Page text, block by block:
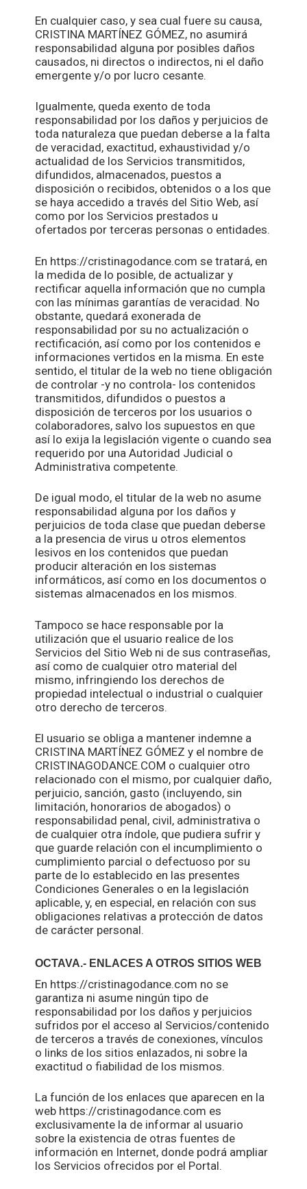
En cualquier caso, y sea cual fuere su causa,
CRISTINA MARTÍNEZ GÓMEZ, no asumirá
responsabilidad alguna por posibles daños
causados, ni directos o indirectos, ni el daño
emergente y/o por lucro cesante.
Igualmente, queda exento de toda
responsabilidad por los daños y perjuicios de
toda naturaleza que puedan deberse a la falta
de veracidad, exactitud, exhaustividad y/o
actualidad de los Servicios transmitidos,
difundidos, almacenados, puestos a
disposición o recibidos, obtenidos o a los que
se haya accedido a través del Sitio Web, así
como por los Servicios prestados u
ofertados por terceras personas o entidades.
En https://cristinagodance.com se tratará, en
la medida de lo posible, de actualizar y
rectificar aquella información que no cumpla
con las mínimas garantías de veracidad. No
obstante, quedará exonerada de
responsabilidad por su no actualización o
rectificación, así como por los contenidos e
informaciones vertidos en la misma. En este
sentido, el titular de la web no tiene obligación
de controlar -y no controla- los contenidos
transmitidos, difundidos o puestos a
disposición de terceros por los usuarios o
colaboradores, salvo los supuestos en que
así lo exija la legislación vigente o cuando sea
requerido por una Autoridad Judicial o
Administrativa competente.
De igual modo, el titular de la web no asume
responsabilidad alguna por los daños y
perjuicios de toda clase que puedan deberse
a la presencia de virus u otros elementos
lesivos en los contenidos que puedan
producir alteración en los sistemas
informáticos, así como en los documentos o
sistemas almacenados en los mismos.
Tampoco se hace responsable por la
utilización que el usuario realice de los
Servicios del Sitio Web ni de sus contraseñas,
así como de cualquier otro material del
mismo, infringiendo los derechos de
propiedad intelectual o industrial o cualquier
otro derecho de terceros.
El usuario se obliga a mantener indemne a
CRISTINA MARTÍNEZ GÓMEZ y el nombre de
CRISTINAGODANCE.COM o cualquier otro
relacionado con el mismo, por cualquier daño,
perjuicio, sanción, gasto (incluyendo, sin
limitación, honorarios de abogados) o
responsabilidad penal, civil, administrativa o
de cualquier otra índole, que pudiera sufrir y
que guarde relación con el incumplimiento o
cumplimiento parcial o defectuoso por su
parte de lo establecido en las presentes
Condiciones Generales o en la legislación
aplicable, y, en especial, en relación con sus
obligaciones relativas a protección de datos
de carácter personal.
OCTAVA.- ENLACES A OTROS SITIOS WEB
En https://cristinagodance.com no se
garantiza ni asume ningún tipo de
responsabilidad por los daños y perjuicios
sufridos por el acceso al Servicios/contenido
de terceros a través de conexiones, vínculos
o links de los sitios enlazados, ni sobre la
exactitud o fiabilidad de los mismos.
La función de los enlaces que aparecen en la
web https://cristinagodance.com es
exclusivamente la de informar al usuario
sobre la existencia de otras fuentes de
información en Internet, donde podrá ampliar
los Servicios ofrecidos por el Portal.